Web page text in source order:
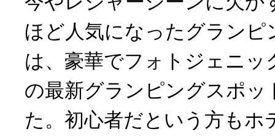
ほど人気になったグランピ
は、豪華でフォトジェニッ
の最新グランピングスポッ
た。初心者だという方もホ